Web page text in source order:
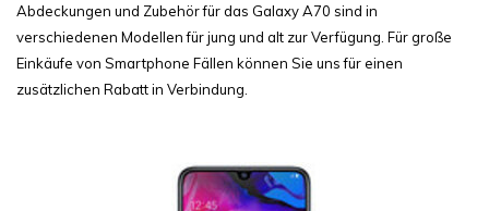
Abdeckungen und Zubehör für das Galaxy A70 sind in
verschiedenen Modellen für jung und alt zur Verfügung. Für große
Einkäufe von Smartphone Fällen können Sie uns für einen
zusätzlichen Rabatt in Verbindung.